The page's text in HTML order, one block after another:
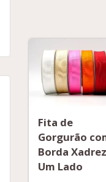
Fita de
Gorgurão
Borda
Um Lado